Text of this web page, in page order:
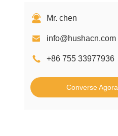
Mr. chen
info@hushacn.com
+86 755 33977936
Converse Agora